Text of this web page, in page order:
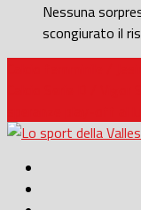
Nessuna
scongiurato il